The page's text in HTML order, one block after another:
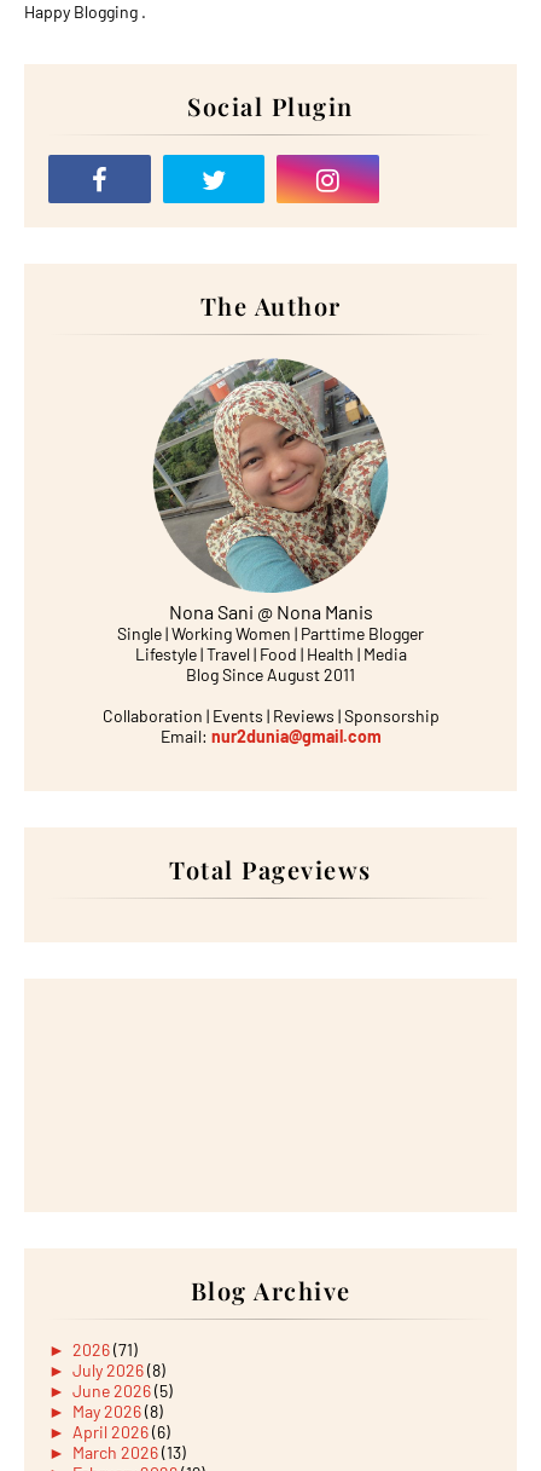
Happy Blogging .
Social Plugin
The Author
Nona Sani @ Nona Manis
Single | Working Women | Parttime Blogger
Lifestyle | Travel | Food | Health | Media
Blog Since August 2011
Collaboration | Events | Reviews | Sponsorship
Email: nur2dunia@gmail.com
Total Pageviews
Blog Archive
► 2026(71)
► July 2026(8)
► June 2026(5)
► May 2026(8)
► April 2026(6)
► March 2026(13)